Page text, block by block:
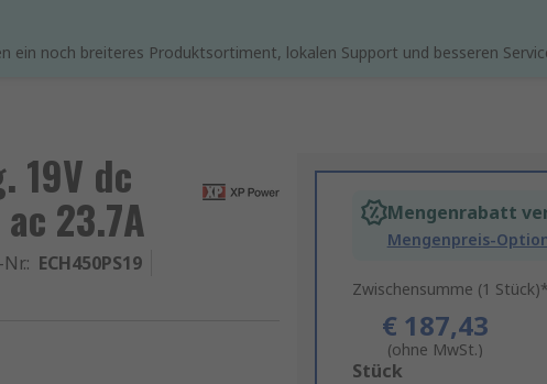
ein noch breiteres Produktsortiment, lokalen Support und besseren
19V dc
23.7A
: ECH450PS19
Mengenrabatt
Mengenpreis-
Zwischensumme (1 Stück)*
€ 187,43
(ohne MwSt.)
Add
Stück